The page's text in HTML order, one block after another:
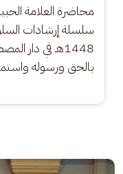
محاضرة العلامة
1448هـ في دار
بالحق ورسوله
الصورة